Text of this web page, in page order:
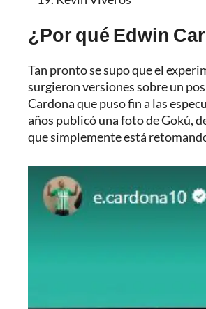
¿Por qué Edwin
Tan pronto se supo que el
surgieron versiones sobre un
Cardona que puso fin a las
años publicó una foto de Gokú,
que simplemente está